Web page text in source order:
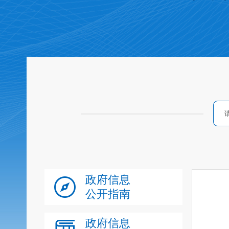
政府信息
公开指南
政府信息